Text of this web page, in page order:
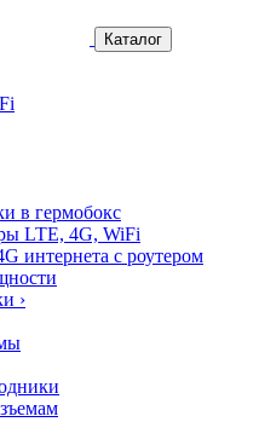
Каталог
в гермобокс
LTE, 4G, WiFi
интернета с роутером
›